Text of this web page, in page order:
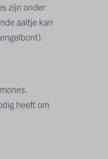
zijn onder
aaltje kan
.
heeft om